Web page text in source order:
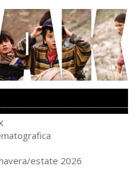
estate 2026